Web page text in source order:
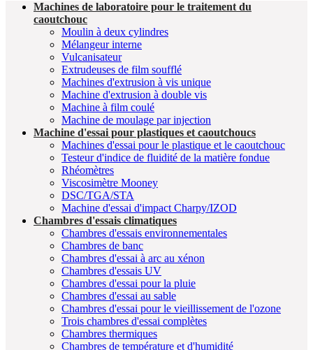
Machines de laboratoire pour le traitement du
caoutchouc
Moulin à deux cylindres
Mélangeur interne
Vulcanisateur
Extrudeuses de film soufflé
Machines d'extrusion à vis unique
Machine d'extrusion à double vis
Machine à film coulé
Machine de moulage par injection
Machine d'essai pour plastiques et caoutchoucs
Machines d'essai pour le plastique et le caoutchouc
Testeur d'indice de fluidité de la matière fondue
Rhéomètres
Viscosimètre Mooney
DSC/TGA/STA
Machine d'essai d'impact Charpy/IZOD
Chambres d'essais climatiques
Chambres d'essais environnementales
Chambres de banc
Chambres d'essai à arc au xénon
Chambres d'essais UV
Chambres d'essai pour la pluie
Chambres d'essai au sable
Chambres d'essai pour le vieillissement de l'ozone
Trois chambres d'essai complètes
Chambres thermiques
Chambres de température et d'humidité